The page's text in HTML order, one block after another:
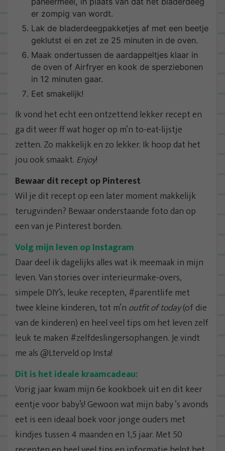
er zompig van wordt.
Lak de bladerdeegpakketjes af met een beetje
geklutst ei en zet ze 25 minuten in de oven.
Maak ondertussen de aardappeltjes klaar in
de oven of Airfryer en kook de sperziebonen
in 12 minuten gaar.
Eet smakelijk!
Ik vond het echt een ontzettend lekker recept en
ga dit weer ff wat hoger op m’n to-eat-lijstje
zetten. Zo makkelijk en zo lekker. Ik hoop dat het
jou ook smaakt. Enjoy!
Bewaar dit recept op Pinterest
Wil je dit recept op een later moment makkelijk
terugvinden? Bewaar onderstaande foto dan op
een van je Pinterest borden.
Volg mijn leven op Instagram
Daar deel ik dagelijks alles wat ik meemaak in mijn
leven. Van stories over interieurmake-overs,
simpele DIY’s, leuke recepten, #parentlife met
twee kleine kinderen, tot m’n outfit of today(of die
van de kinderen) en heel veel tips om het leven zelf
leuk te maken #zelfdeslingersophangen. Je vindt
me als @Lterveld op Insta!
Dit is het ideale kraamcadeau:
Vorig jaar kwam mijn 6e kookboek uit en dit keer
eentje voor baby’s! Gewoon wat mijn baby ‘s avonds
eet is een ideaal boek voor jonge ouders met
kindjes tussen 4 maanden en 1,5 jaar. Met 50